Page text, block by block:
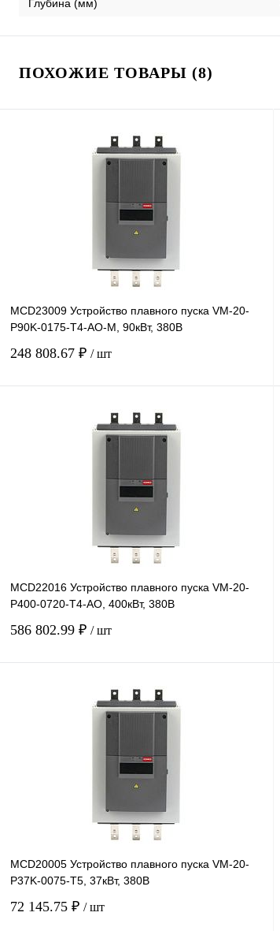
Глубина (мм)
ПОХОЖИЕ ТОВАРЫ (8)
MCD23009 Устройство плавного пуска VM-20-
P90K-0175-T4-AO-M, 90кВт, 380В
248 808.67 ₽ / шт
В корзину
Под заказ
MCD22016 Устройство плавного пуска VM-20-
P400-0720-T4-AO, 400кВт, 380В
586 802.99 ₽ / шт
В корзину
Под заказ
MCD20005 Устройство плавного пуска VM-20-
P37K-0075-T5, 37кВт, 380В
72 145.75 ₽ / шт